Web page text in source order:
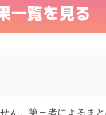
一覧を見る
ん。第三者によるま